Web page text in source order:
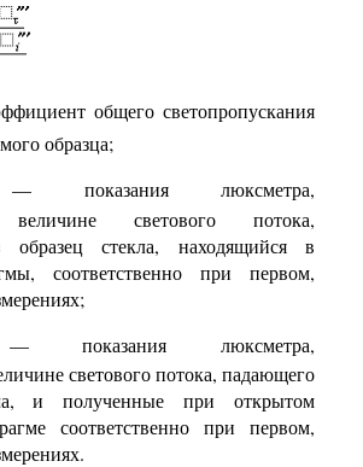
общего светопропускания
образца;
люксметра,
величине светового потока,
образец стекла, находящийся в
соответственно при первом,
люксметра,
светового потока, падающего
и полученные при открытом
соответственно при первом,